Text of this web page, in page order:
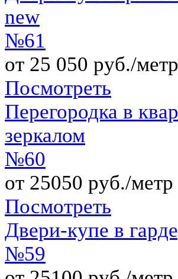
new
№61
от 25 050 руб./метр
Посмотреть
Перегородка в
зеркалом
№60
от 25050 руб./метр
Посмотреть
Двери-купе в
№59